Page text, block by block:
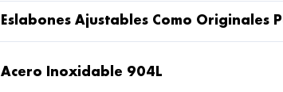
Eslabones Ajustables Como Originales
Acero Inoxidable 904L